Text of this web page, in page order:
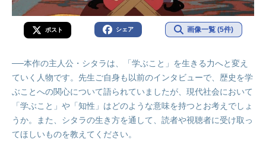
ポスト シェア 画像一覧 (5件)
──本作の主人公・シタラは、「学ぶこと」を生きる力へと変え
ていく人物です。先生ご自身も以前のインタビューで、歴史を学
ぶことへの関心について語られていましたが、現代社会において
「学ぶこと」や「知性」はどのような意味を持つとお考えでしょ
うか。また、シタラの生き方を通して、読者や視聴者に受け取っ
てほしいものを教えてください。